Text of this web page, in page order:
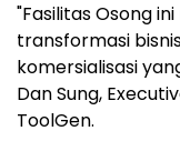
"Fasilitas Osong
transformasi
komersialisasi
Dan Sung,
ToolGen.